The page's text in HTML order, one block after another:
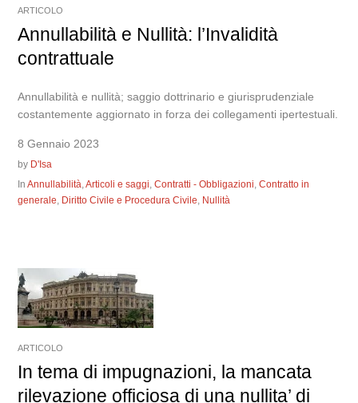
ARTICOLO
Annullabilità e Nullità: l’Invalidità
contrattuale
Annullabilità e nullità; saggio dottrinario e giurisprudenziale
costantemente aggiornato in forza dei collegamenti ipertestuali.
8 Gennaio 2023
by D'Isa
InAnnullabilità,Articoli e saggi,Contratti - Obbligazioni,Contratto in
generale, Diritto Civile e Procedura Civile, Nullità
ARTICOLO
In tema di impugnazioni, la mancata
rilevazione officiosa di una nullita’ di